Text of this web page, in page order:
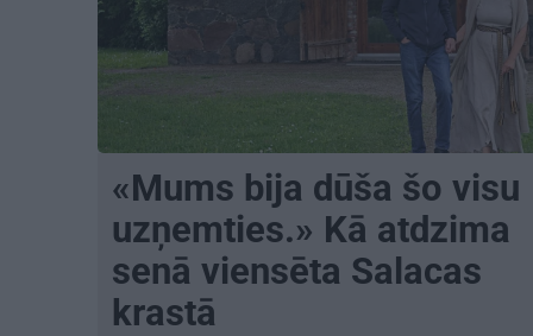
«Mums bija dūša šo visu
uzņemties.» Kā atdzima
senā viensēta Salacas
krastā